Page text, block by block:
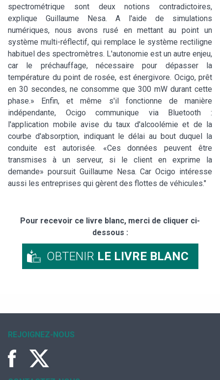
spectrométrique sont deux notions contradictoires,
explique Guillaume Nesa. A l'aide de simulations
numériques, nous avons rusé en mettant au point un
système multi-réflectif, qui remplace le système rectiligne
habituel des spectromètres. L'autonomie est un autre enjeu,
car le préchauffage, nécessaire pour dépasser la
température du point de rosée, est énergivore. Ocigo, prêt
en 30 secondes, ne consomme que 300 mW durant cette
phase.» Enfin, et même s'il fonctionne de manière
indépendante, Ocigo communique via Bluetooth :
l'application mobile avise du taux d'alcoolémie et de la
courbe d'absorption, indiquant le délai au bout duquel la
conduite est autorisée. «Ces données peuvent être
transmises à un serveur, si le client en exprime la
demande» poursuit Guillaume Nesa. Car Ocigo intéresse
aussi les entreprises qui gèrent des flottes de véhicules."
Pour recevoir ce livre blanc, merci de cliquer ci-
dessous :
OBTENIR LE LIVRE BLANC
REJOIGNEZ-NOUS